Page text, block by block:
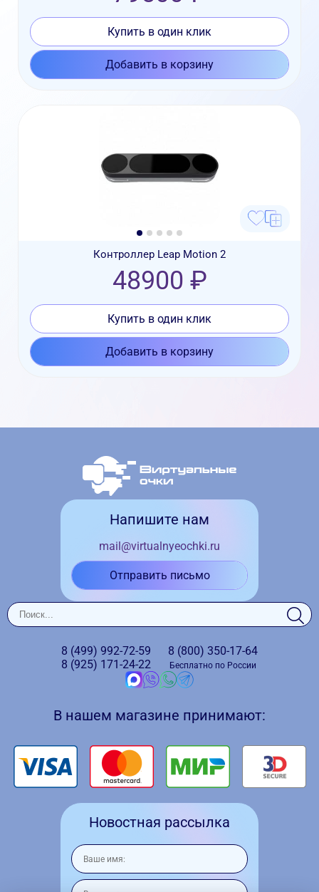
Купить в один клик
Добавить в корзину
Контроллер Leap Motion 2
48900 ₽
Купить в один клик
Добавить в корзину
Напишите нам
mail@virtualnyeochki.ru
Отправить письмо
8 (499) 992-72-59
8 (925) 171-24-22
8 (800) 350-17-64
Бесплатно по России
В нашем магазине принимают:
Новостная рассылка